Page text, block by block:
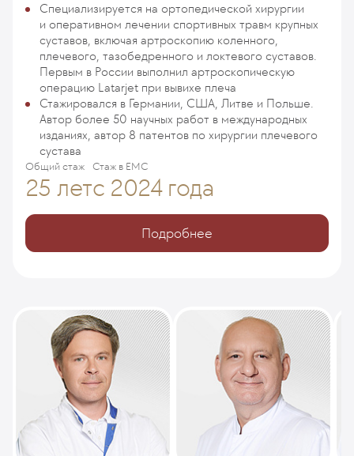
Специализируется на ортопедической хирургии
и оперативном лечении спортивных травм крупных
суставов, включая артроскопию коленного,
плечевого, тазобедренного и локтевого суставов.
Первым в России выполнил артроскопическую
операцию Latarjet при вывихе плеча
Стажировался в Германии, США, Литве и Польше.
Автор более 50 научных работ в международных
изданиях, автор 8 патентов по хирургии плечевого
сустава
Общий стаж
25 лет
Стаж в ЕМС
с 2024 года
Подробнее